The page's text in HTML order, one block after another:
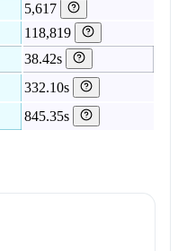
5,617
118,819
38.42s
332.10s
845.35s